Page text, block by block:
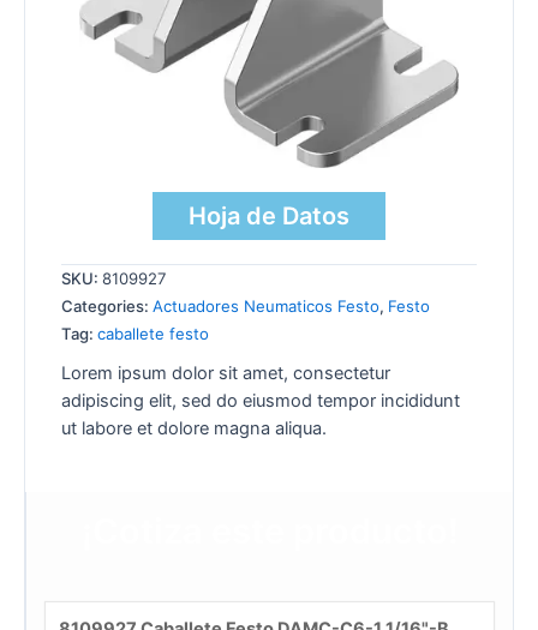
Hoja de Datos
SKU: 8109927
Categories: Actuadores Neumaticos Festo, Festo
Tag: caballete festo
Lorem ipsum dolor sit amet, consectetur
adipiscing elit, sed do eiusmod tempor incididunt
ut labore et dolore magna aliqua.